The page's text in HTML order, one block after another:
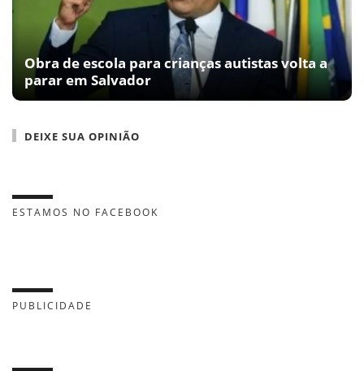
Obra de escola para crianças autistas volta a
parar em Salvador
DEIXE SUA OPINIÃO
ESTAMOS NO FACEBOOK
PUBLICIDADE